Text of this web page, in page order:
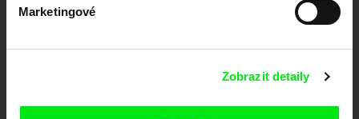
Marketingové
Zobrazit detaily